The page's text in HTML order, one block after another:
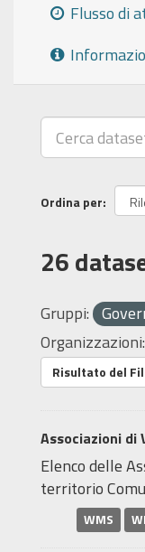
Flusso di
Ordina per
26
Gruppi:
Organizzazioni:
Risultato del
Associazioni di
Elenco delle
territorio
WMS